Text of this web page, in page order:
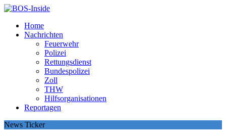
Home
Nachrichten
Feuerwehr
Polizei
Rettungsdienst
Bundespolizei
Zoll
THW
Hilfsorganisationen
Reportagen
News Ticker